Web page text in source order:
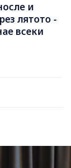
и
лятотo -
всеки